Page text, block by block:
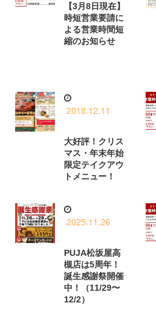
【3月8日現在】
時短営業要請に
よる営業時間短
縮のお知らせ
2018.12.11
大好評！クリス
マス・年末年始
限定テイクアウ
トメニュー！
2025.11.26
PUJA松坂屋高
槻店は5周年！
誕生感謝祭開催
中！（11/29〜
12/2）